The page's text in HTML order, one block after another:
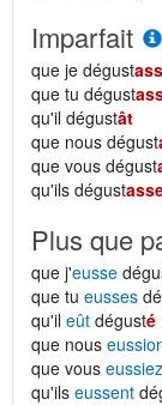
Imparfait
que je dégust
que tu dégust
qu'il dégustât
que nous dégust
que vous dégust
qu'ils dégust
Plus que
que j'eusse
que tu eusses
qu'il eût dégusté
que nous
que vous eussiez
qu'ils eussent